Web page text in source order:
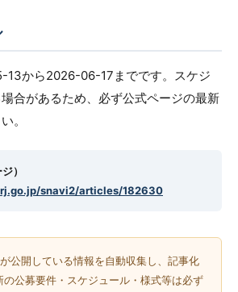
13から2026-06-17までです。スケジ
合があるため、必ず公式ページの最新
。
）
snavi2/articles/182630
公開している情報を自動収集し、記事化
の公募要件・スケジュール・様式等は必ず